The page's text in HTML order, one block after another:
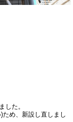
した。
)ため、新設し直しまし